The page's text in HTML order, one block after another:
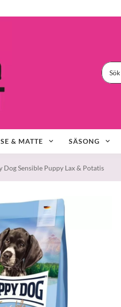
& MATTE SÄSONG
Dog Sensible Puppy Lax & Potatis